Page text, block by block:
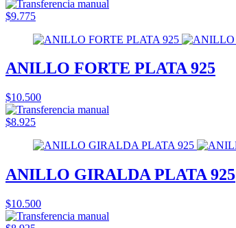
$9.775
ANILLO FORTE PLATA 925
$10.500
$8.925
ANILLO GIRALDA PLATA 925
$10.500